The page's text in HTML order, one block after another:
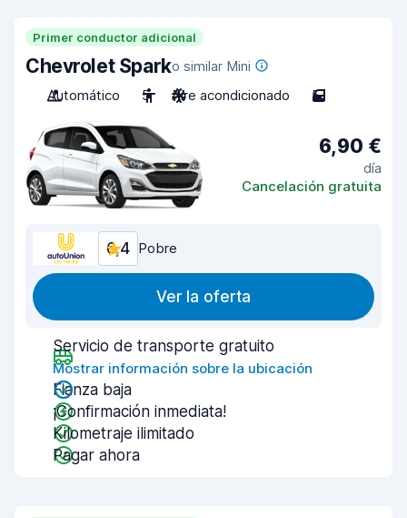
Primer conductor adicional
Chevrolet Sparko similar Mini
Automático
5 Aire acondicionado 5
6,90 €
día
Cancelación gratuita
6,4 Pobre
Ver la oferta
Servicio de transporte gratuito
Mostrar información sobre la ubicación
Fianza baja
¡Confirmación inmediata!
Kilometraje ilimitado
Pagar ahora